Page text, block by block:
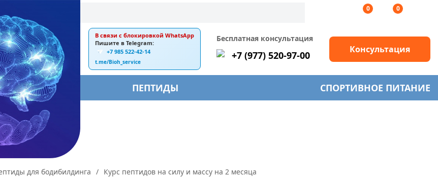
0 0
В связи с блокировкой WhatsApp
Пишите в Telegram:
+7 985 522-42-14
t.me/Bioh_service
Бесплатная консультация
+7 (977) 520-97-00 Консультация
ПЕПТИДЫ СПОРТИВНОЕ ПИТАНИЕ
для бодибилдинга / Курс пептидов на силу и массу на 2 месяца